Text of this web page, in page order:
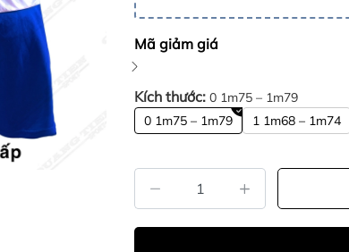
Mã giảm giá
Kích thước: 0 1m75 – 1m79
0 1m75 – 1m79 1 1m68 – 1m74